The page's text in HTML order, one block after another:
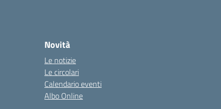
Novità
Le notizie
Le circolari
Calendario eventi
Albo Online